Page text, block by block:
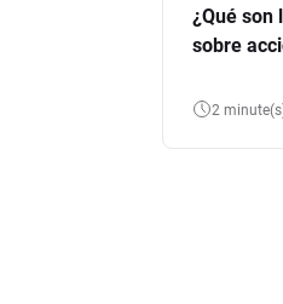
¿Qué son
sobre
2